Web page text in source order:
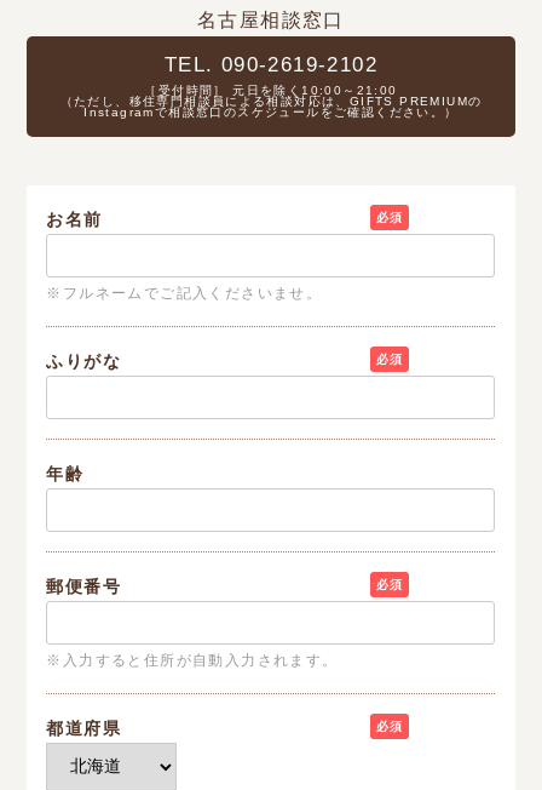
名古屋相談窓口
TEL. 090-2619-2102
［受付時間］ 元日を除く10:00～21:00
（ただし、移住専門相談員による相談対応は、GIFTS PREMIUMの
Instagramで相談窓口のスケジュールをご確認ください。）
お名前 必須
※フルネームでご記入くださいませ。
ふりがな 必須
年齢
郵便番号 必須
※入力すると住所が自動入力されます。
都道府県 必須